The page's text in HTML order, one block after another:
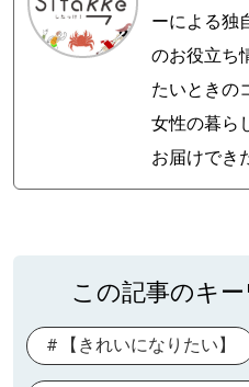
ーによる独
のお役立ち
たいときの
女性の暮ら
お届けでき
この記事のキ
【きれいになりたい】